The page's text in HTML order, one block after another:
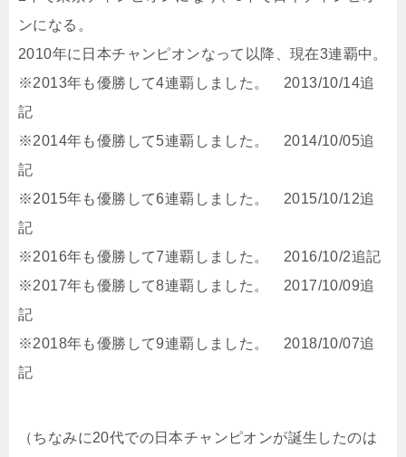
ンになる。
2010年に日本チャンピオンなって以降、現在3連覇中。
※2013年も優勝して4連覇しました。 2013/10/14追
記
※2014年も優勝して5連覇しました。 2014/10/05追
記
※2015年も優勝して6連覇しました。 2015/10/12追
記
※2016年も優勝して7連覇しました。 2016/10/2追記
※2017年も優勝して8連覇しました。 2017/10/09追
記
※2018年も優勝して9連覇しました。 2018/10/07追
記
（ちなみに20代での日本チャンピオンが誕生したのは